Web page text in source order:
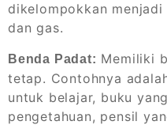
dikelompokkan
dan gas.
Benda Padat: Memiliki
tetap. Contohnya
untuk belajar, buku
pengetahuan, pensil